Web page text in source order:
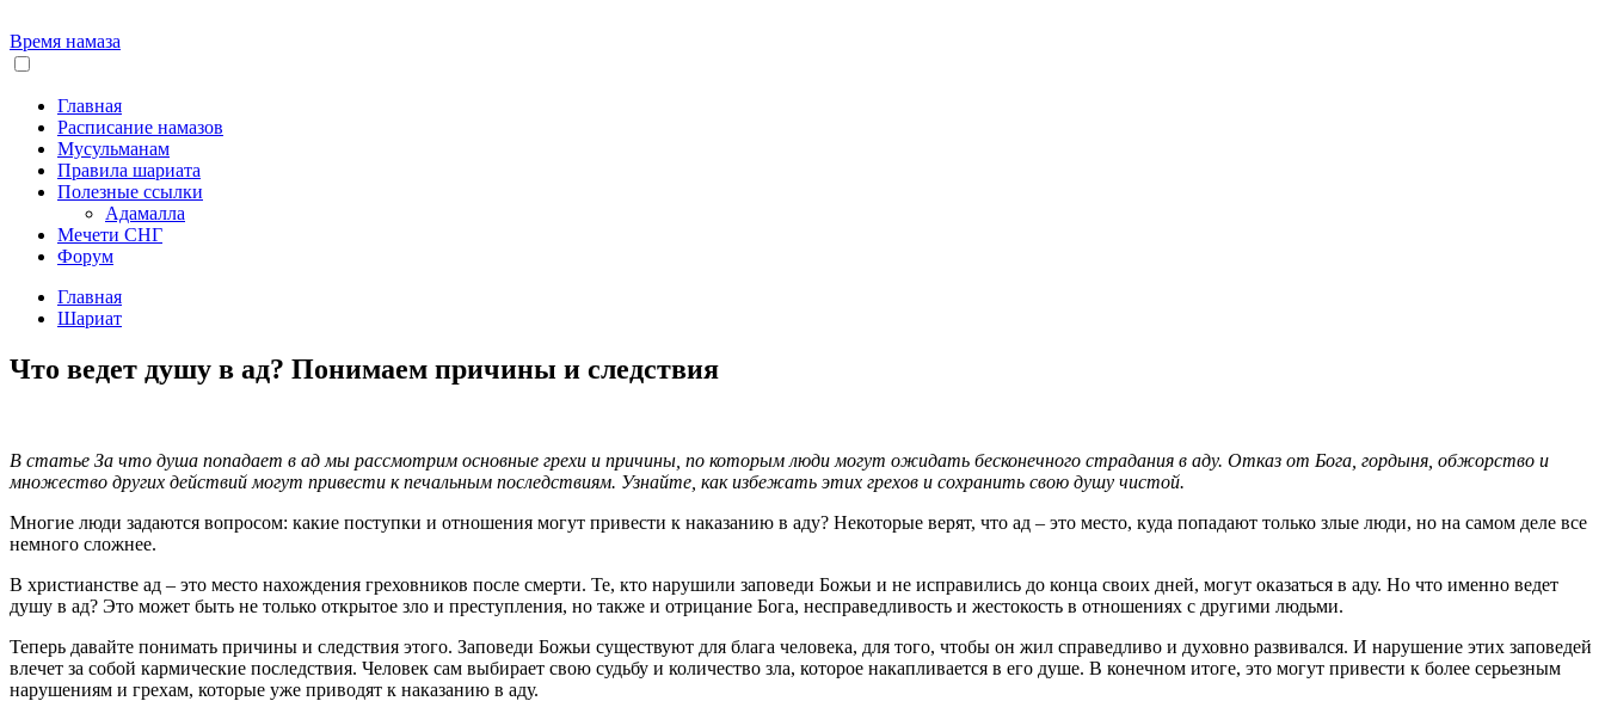
Время намаза
Главная
Расписание намазов
Мусульманам
Правила шариата
Полезные ссылки
Адамалла
Мечети СНГ
Форум
Главная
Шариат
Что ведет душу в ад? Понимаем причины и следствия
В статье За что душа попадает в ад мы рассмотрим основные грехи и причины, по которым люди могут ожидать бесконечного страдания в аду. Отказ от Бога, гордыня, обжорство и
множество других действий могут привести к печальным последствиям. Узнайте, как избежать этих грехов и сохранить свою душу чистой.
Многие люди задаются вопросом: какие поступки и отношения могут привести к наказанию в аду? Некоторые верят, что ад – это место, куда попадают только злые люди, но на самом деле все
немного сложнее.
В христианстве ад – это место нахождения греховников после смерти. Те, кто нарушили заповеди Божьи и не исправились до конца своих дней, могут оказаться в аду. Но что именно ведет
душу в ад? Это может быть не только открытое зло и преступления, но также и отрицание Бога, несправедливость и жестокость в отношениях с другими людьми.
Теперь давайте понимать причины и следствия этого. Заповеди Божьи существуют для блага человека, для того, чтобы он жил справедливо и духовно развивался. И нарушение этих заповедей
влечет за собой кармические последствия. Человек сам выбирает свою судьбу и количество зла, которое накапливается в его душе. В конечном итоге, это могут привести к более серьезным
нарушениям и грехам, которые уже приводят к наказанию в аду.